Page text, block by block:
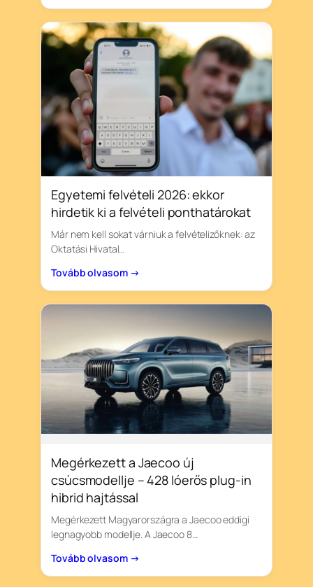
Egyetemi felvételi 2026: ekkor
hirdetik ki a felvételi ponthatárokat
Már nem kell sokat várniuk a felvételizőknek: az
Oktatási Hivatal…
Tovább olvasom →
Megérkezett a Jaecoo új
csúcsmodellje – 428 lóerős plug-in
hibrid hajtással
Megérkezett Magyarországra a Jaecoo eddigi
legnagyobb modellje. A Jaecoo 8…
Tovább olvasom →